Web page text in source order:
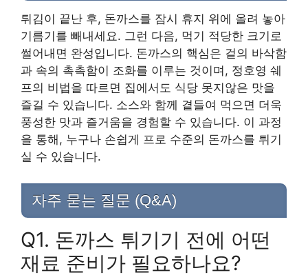
튀김이 끝난 후, 돈까스를 잠시 휴지 위에 올려 놓아
기름기를 빼내세요. 그런 다음, 먹기 적당한 크기로
썰어내면 완성입니다. 돈까스의 핵심은 겉의 바삭함
과 속의 촉촉함이 조화를 이루는 것이며, 정호영 쉐
프의 비법을 따르면 집에서도 식당 못지않은 맛을
즐길 수 있습니다. 소스와 함께 곁들여 먹으면 더욱
풍성한 맛과 즐거움을 경험할 수 있습니다. 이 과정
을 통해, 누구나 손쉽게 프로 수준의 돈까스를 튀기
실 수 있습니다.
자주 묻는 질문 (Q&A)
Q1. 돈까스 튀기기 전에 어떤
재료 준비가 필요하나요?